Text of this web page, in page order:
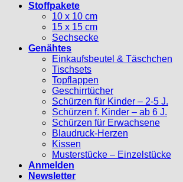
Stoffpakete
10 x 10 cm
15 x 15 cm
Sechsecke
Genähtes
Einkaufsbeutel & Täschchen
Tischsets
Topflappen
Geschirrtücher
Schürzen für Kinder – 2-5 J.
Schürzen f. Kinder – ab 6 J.
Schürzen für Erwachsene
Blaudruck-Herzen
Kissen
Musterstücke – Einzelstücke
Anmelden
Newsletter